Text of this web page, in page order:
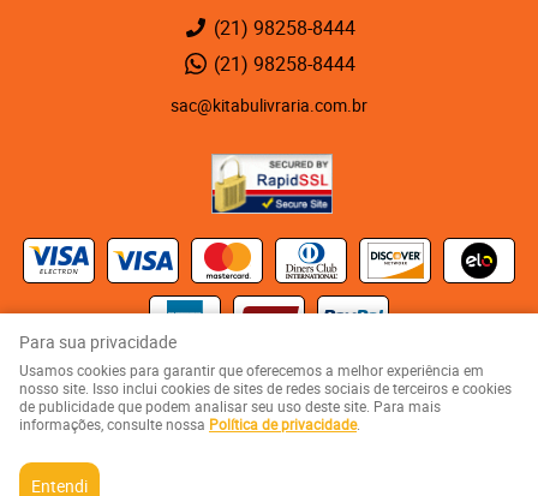
(21) 98258-8444
(21) 98258-8444
sac@kitabulivraria.com.br
Kaza 123 - Rua Visconde de Abaeté, 123-Vila Isabel, Rio de Janeiro-RJ
CEP: 20551-080
KITABU LIVRARIA NEGRA E EDITORA LTDA
Para sua privacidade
Usamos cookies para garantir que oferecemos a melhor experiência em
nosso site. Isso inclui cookies de sites de redes sociais de terceiros e cookies
de publicidade que podem analisar seu uso deste site. Para mais
informações, consulte nossa Política de privacidade.
Entendi